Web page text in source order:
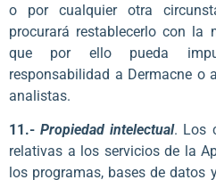
o por cualquier otra
procurará restablecerlo con la
que por ello pueda
responsabilidad a Dermacne o
analistas.
11.-Propiedad intelectual. Los
relativas a los servicios de la
los programas, bases de datos